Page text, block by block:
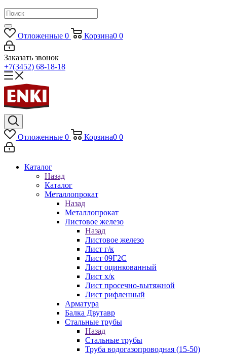
Отложенные 0 Корзина0 0
Заказать звонок
+7(3452) 68-18-18
Отложенные 0 Корзина0 0
Каталог
Назад
Каталог
Металлопрокат
Назад
Металлопрокат
Листовое железо
Назад
Листовое железо
Лист г/к
Лист 09Г2С
Лист оцинкованный
Лист х/к
Лист просечно-вытяжной
Лист рифленный
Арматура
Балка Двутавр
Стальные трубы
Назад
Стальные трубы
Труба водогазопроводная (15-50)